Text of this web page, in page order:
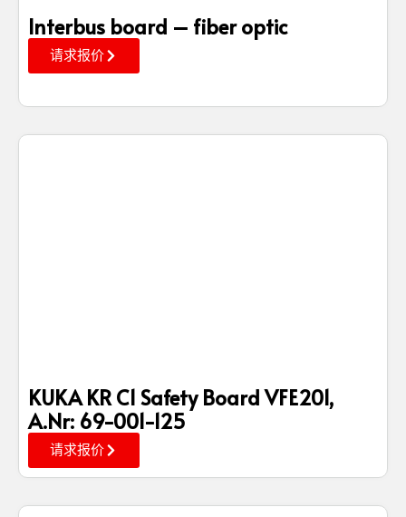
Interbus board – fiber optic
请求报价
KUKA KR C1 Safety Board VFE201,
A.Nr: 69-001-125
请求报价